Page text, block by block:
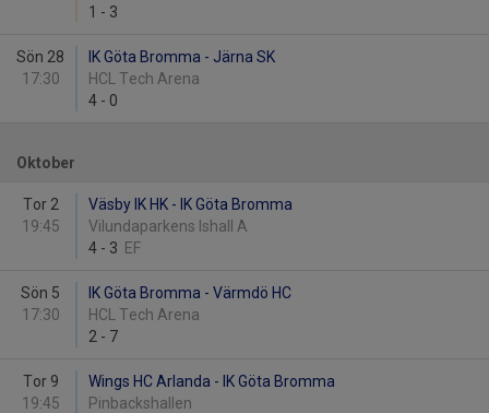
1 - 3
Sön 28
17:30
IK Göta Bromma - Järna SK
HCL Tech Arena
4 - 0
Oktober
Tor 2
19:45
Väsby IK HK - IK Göta Bromma
Vilundaparkens Ishall A
4 - 3 EF
Sön 5
17:30
IK Göta Bromma - Värmdö HC
HCL Tech Arena
2 - 7
Tor 9
19:45
Wings HC Arlanda - IK Göta Bromma
Pinbackshallen